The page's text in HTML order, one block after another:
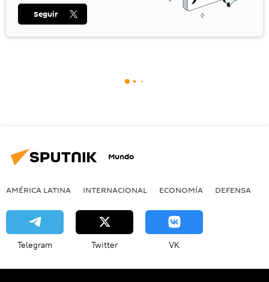
Seguir
Mundo
AMÉRICA LATINA INTERNACIONAL ECONOMÍA DEFENSA
Telegram Twitter VK